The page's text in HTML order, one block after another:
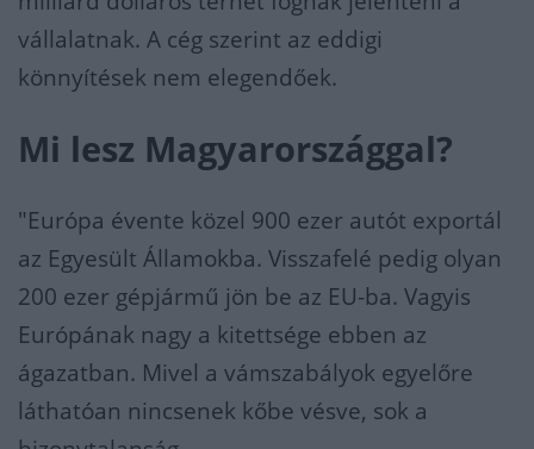
vállalatnak. A cég szerint az eddigi
könnyítések nem elegendőek.
Mi lesz Magyarországgal?
"Európa évente közel 900 ezer autót exportál
az Egyesült Államokba. Visszafelé pedig olyan
200 ezer gépjármű jön be az EU-ba. Vagyis
Európának nagy a kitettsége ebben az
ágazatban. Mivel a vámszabályok egyelőre
láthatóan nincsenek kőbe vésve, sok a